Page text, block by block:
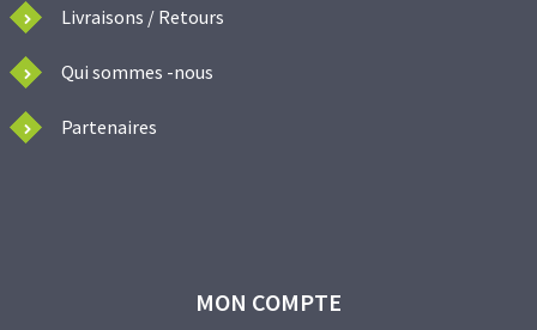
Livraisons / Retours
Qui sommes -nous
Partenaires
MON COMPTE